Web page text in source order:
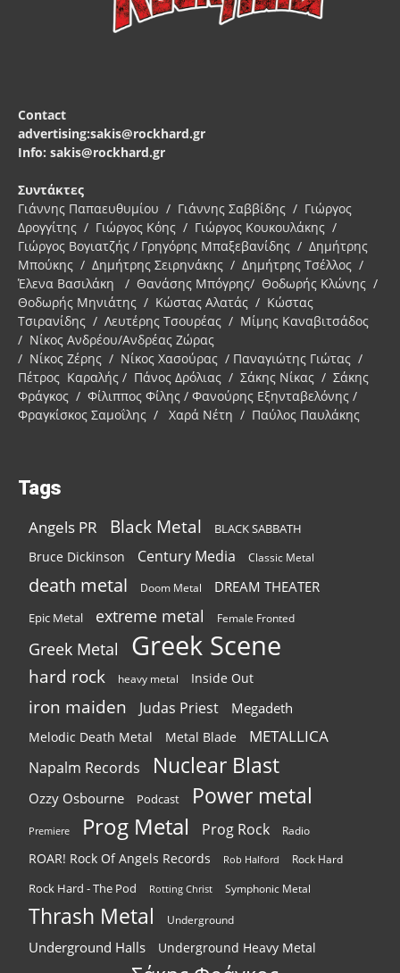
Contact
advertising:sakis@rockhard.gr
Info: sakis@rockhard.gr
Συντάκτες
Γιάννης Παπαευθυμίου / Γιάννης Σαββίδης / Γιώργος
Δρογγίτης / Γιώργος Κόης / Γιώργος Κουκουλάκης /
Γιώργος Βογιατζής / Γρηγόρης Μπαξεβανίδης / Δημήτρης
Μπούκης / Δημήτρης Σειρηνάκης / Δημήτρης Τσέλλος /
Έλενα Βασιλάκη / Θανάσης Μπόγρης/ Θοδωρής Κλώνης /
Θοδωρής Μηνιάτης / Κώστας Αλατάς / Κώστας
Τσιρανίδης / Λευτέρης Τσουρέας / Μίμης Καναβιτσάδος
/ Νίκος Ανδρέου/Ανδρέας Ζώρας
/ Νίκος Ζέρης / Νίκος Χασούρας / Παναγιώτης Γιώτας /
Πέτρος Καραλής / Πάνος Δρόλιας / Σάκης Νίκας / Σάκης
Φράγκος / Φίλιππος Φίλης / Φανούρης Εξηνταβελόνης /
Φραγκίσκος Σαμοΐλης / Χαρά Νέτη / Παύλος Παυλάκης
Tags
Angels PR Black Metal BLACK SABBATH
Bruce Dickinson Century Media Classic Metal
death metal Doom Metal DREAM THEATER
Epic Metal extreme metal Female Fronted
Greek Metal Greek Scene
hard rock heavy metal Inside Out
iron maiden Judas Priest Megadeth
Melodic Death Metal Metal Blade METALLICA
Napalm Records Nuclear Blast
Ozzy Osbourne Podcast Power metal
Premiere Prog Metal Prog Rock Radio
ROAR! Rock Of Angels Records Rob Halford Rock Hard
Rock Hard - The Pod Rotting Christ Symphonic Metal
Thrash Metal Underground
Underground Halls Underground Heavy Metal